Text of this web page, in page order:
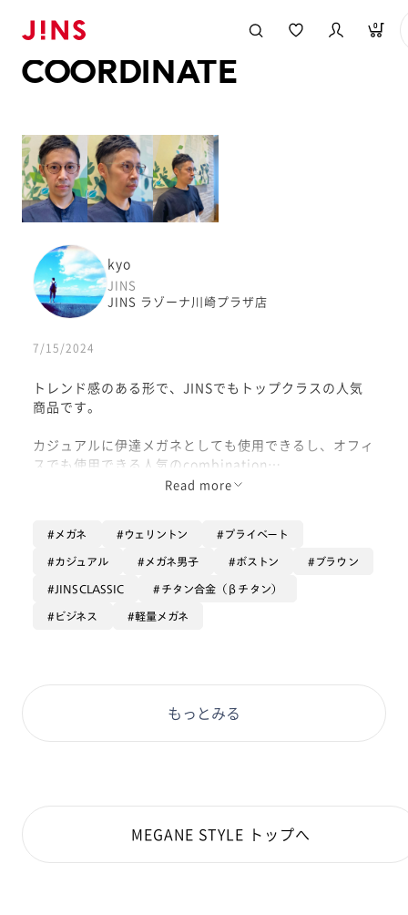
0
COORDINATE
kyo
JINS
JINS ラゾーナ川崎プラザ店
7/15/2024
トレンド感のある形で、JINSでもトップクラスの人気
商品です。
カジュアルに伊達メガネとしても使用できるし、オフィ
スでも使用できる人気のcombination
ぜひ使用して下さい。
Read more
メガネ ウェリントン プライベート
カジュアル メガネ男子 ボストン ブラウン
JINSCLASSIC チタン合金（βチタン）
ビジネス 軽量メガネ
もっとみる
MEGANE STYLE トップへ